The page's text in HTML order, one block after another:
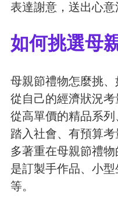
表達謝意，送出心意
如何挑選母
母親節禮物怎麼挑
從自己的經濟狀況
從高單價的精品系
踏入社會、有預算
多著重在母親節禮
是訂製手作品、小
等。